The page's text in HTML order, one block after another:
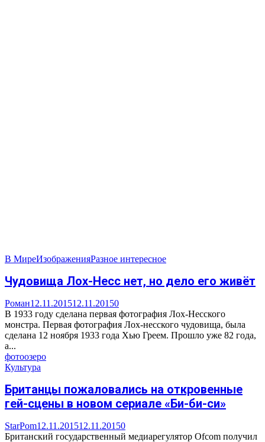
В МиреИзображенияРазное интересное
Чудовища Лох-Несс нет, но дело его живёт
Роман12.11.201512.11.20150
В 1933 году сделана первая фотография Лох-Несского
монстра. Первая фотография Лох-несского чудовища, была
сделана 12 ноября 1933 года Хью Греем. Прошло уже 82 года,
а...
фотоозеро
Культура
Британцы пожаловались на откровенные
гей-сцены в новом сериале «Би-би-си»
StarPom12.11.201512.11.20150
Британский государственный медиарегулятор Ofcom получил